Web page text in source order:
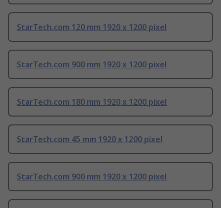
StarTech.com 120 mm 1920 x 1200 pixel
StarTech.com 900 mm 1920 x 1200 pixel
StarTech.com 180 mm 1920 x 1200 pixel
StarTech.com 45 mm 1920 x 1200 pixel
StarTech.com 900 mm 1920 x 1200 pixel